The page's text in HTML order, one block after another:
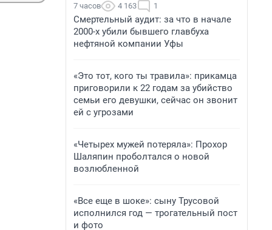
7 часов 4 163 1
Смертельный аудит: за что в начале
2000-х убили бывшего главбуха
нефтяной компании Уфы
«Это тот, кого ты травила»: прикамца
приговорили к 22 годам за убийство
семьи его девушки, сейчас он звонит
ей с угрозами
«Четырех мужей потеряла»: Прохор
Шаляпин проболтался о новой
возлюбленной
«Все еще в шоке»: сыну Трусовой
исполнился год — трогательный пост
и фото